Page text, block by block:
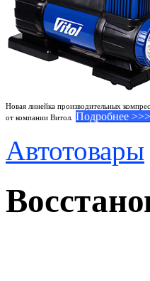
Новая линейка производительных
от компании Витол.
Подробнее >>>
Автотовары